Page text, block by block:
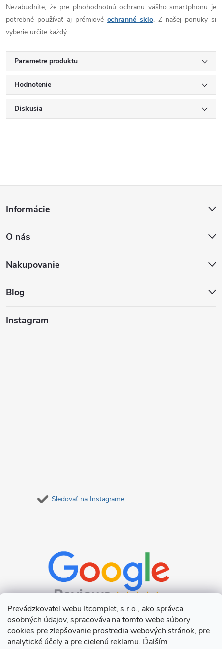
Prevádzkovateľ webu Itcomplet, s.r.o., ako správca
osobných údajov, spracováva na tomto webe súbory
cookies pre zlepšovanie prostredia webových stránok, pre
analytické účely a pre cielenú reklamu. Ďalším
Nezabudnite, že pre plnohodnotnú ochranu vášho smartphonu je
potrebné používať aj prémiové ochranné sklo. Z našej ponuky si
vyberie určite každý.
Parametre produktu
Hodnotenie
Diskusia
p
ä
Informácie
O nás
Nakupovanie
Blog
Instagram
Sledovať na Instagrame